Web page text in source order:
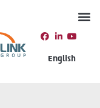
English